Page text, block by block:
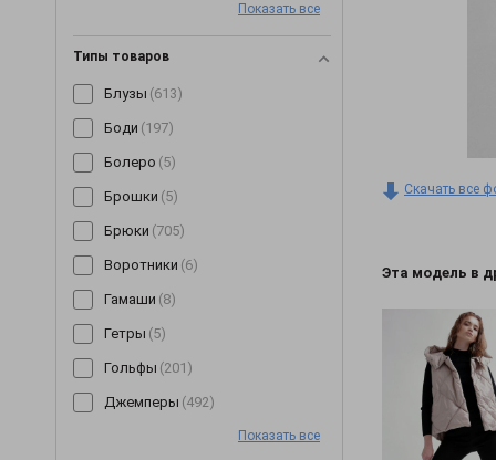
Показать все
Типы товаров
Блузы (613)
Боди (197)
Болеро (5)
Брошки (5)
Брюки (705)
Воротники (6)
Гамаши (8)
Гетры (5)
Гольфы (201)
Джемперы (492)
Показать все
Скачать все
Эта модель в